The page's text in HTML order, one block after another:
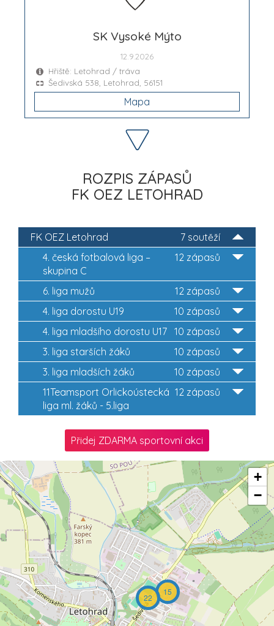
SK Vysoké Mýto
12.9.2026
Hřiště: Letohrad / tráva
Šedivská 538, Letohrad, 56151
Mapa
ROZPIS ZÁPASŮ
FK OEZ LETOHRAD
7 soutěží
FK OEZ Letohrad
12 zápasů
4. česká fotbalová liga –
skupina C
12 zápasů
6. liga mužů
10 zápasů
4. liga dorostu U19
10 zápasů
4. liga mladšího dorostu U17
10 zápasů
3. liga starších žáků
10 zápasů
3. liga mladších žáků
12 zápasů
11Teamsport Orlickoústecká
liga ml. žáků - 5.liga
Přidej ZDARMA sportovní akci
15
22
+
−